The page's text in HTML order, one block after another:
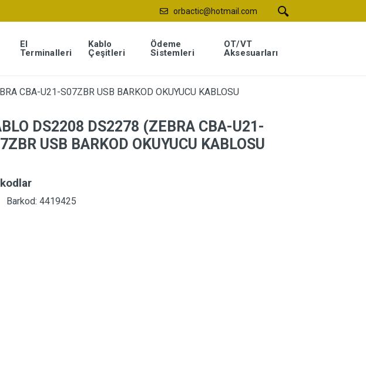
orbactic@hotmail.com
El
Terminalleri
Kablo
Çeşitleri
Ödeme
Sistemleri
OT/VT
Aksesuarları
CBA-U21-S07ZBR USB BARKOD OKUYUCU KABLOSU
DS2208 DS2278 (ZEBRA CBA-U21-
USB BARKOD OKUYUCU KABLOSU
Barkod: 4419425